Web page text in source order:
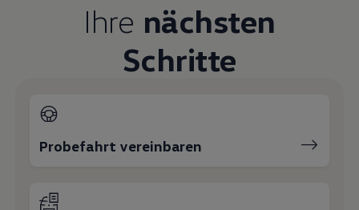
Ihre nächsten
Schritte
Probefahrt vereinbaren